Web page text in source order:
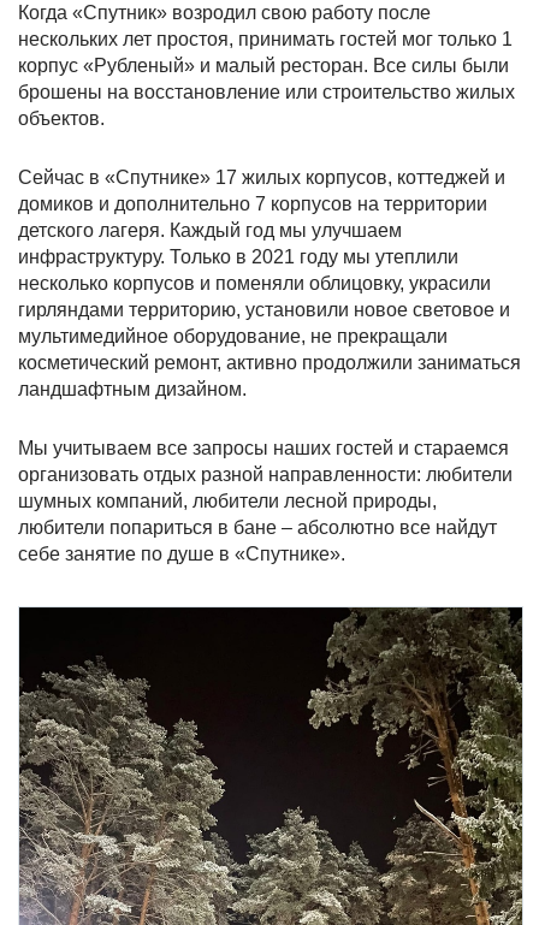
Когда «Спутник» возродил свою работу после
нескольких лет простоя, принимать гостей мог только 1
корпус «Рубленый» и малый ресторан. Все силы были
брошены на восстановление или строительство жилых
объектов.
Сейчас в «Спутнике» 17 жилых корпусов, коттеджей и
домиков и дополнительно 7 корпусов на территории
детского лагеря. Каждый год мы улучшаем
инфраструктуру. Только в 2021 году мы утеплили
несколько корпусов и поменяли облицовку, украсили
гирляндами территорию, установили новое световое и
мультимедийное оборудование, не прекращали
косметический ремонт, активно продолжили заниматься
ландшафтным дизайном.
Мы учитываем все запросы наших гостей и стараемся
организовать отдых разной направленности: любители
шумных компаний, любители лесной природы,
любители попариться в бане – абсолютно все найдут
себе занятие по душе в «Спутнике».